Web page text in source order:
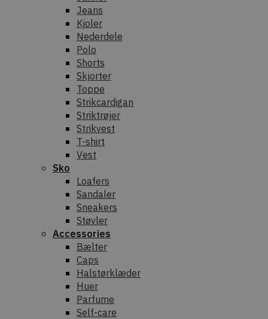
Jeans
Kjoler
Nederdele
Polo
Shorts
Skjorter
Toppe
Strikcardigan
Striktrøjer
Strikvest
T-shirt
Vest
Sko
Loafers
Sandaler
Sneakers
Støvler
Accessories
Bælter
Caps
Halstørklæder
Huer
Parfume
Self-care